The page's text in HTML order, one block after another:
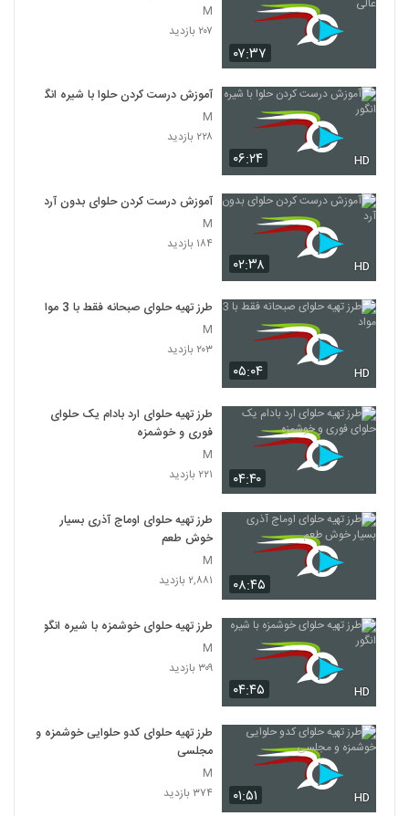
۰۷:۳۷
M
۲۰۷ بازدید
۰۶:۲۴ HD
آموزش درست کردن حلوا با شیره انگور
M
۲۲۸ بازدید
۰۲:۳۸ HD
آموزش درست کردن حلوای بدون آرد
M
۱۸۴ بازدید
۰۵:۰۴ HD
طرز تهیه حلوای صبحانه فقط با 3 مواد
M
۲۰۳ بازدید
۰۴:۴۰
طرز تهیه حلوای ارد بادام یک حلوای
فوری و خوشمزه
M
۲۲۱ بازدید
۰۸:۴۵
طرز تهیه حلوای اوماج آذری بسیار
خوش طعم
M
۲,۸۸۱ بازدید
۰۴:۴۵ HD
طرز تهیه حلوای خوشمزه با شیره انگور
M
۳۰۹ بازدید
۰۱:۵۱ HD
طرز تهیه حلوای کدو حلوایی خوشمزه و
مجلسی
M
۳۷۴ بازدید